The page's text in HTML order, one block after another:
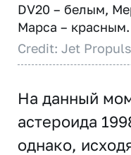
DV20 – белым,
Марса – красным.
Credit: Jet
На данный
астероида
однако,